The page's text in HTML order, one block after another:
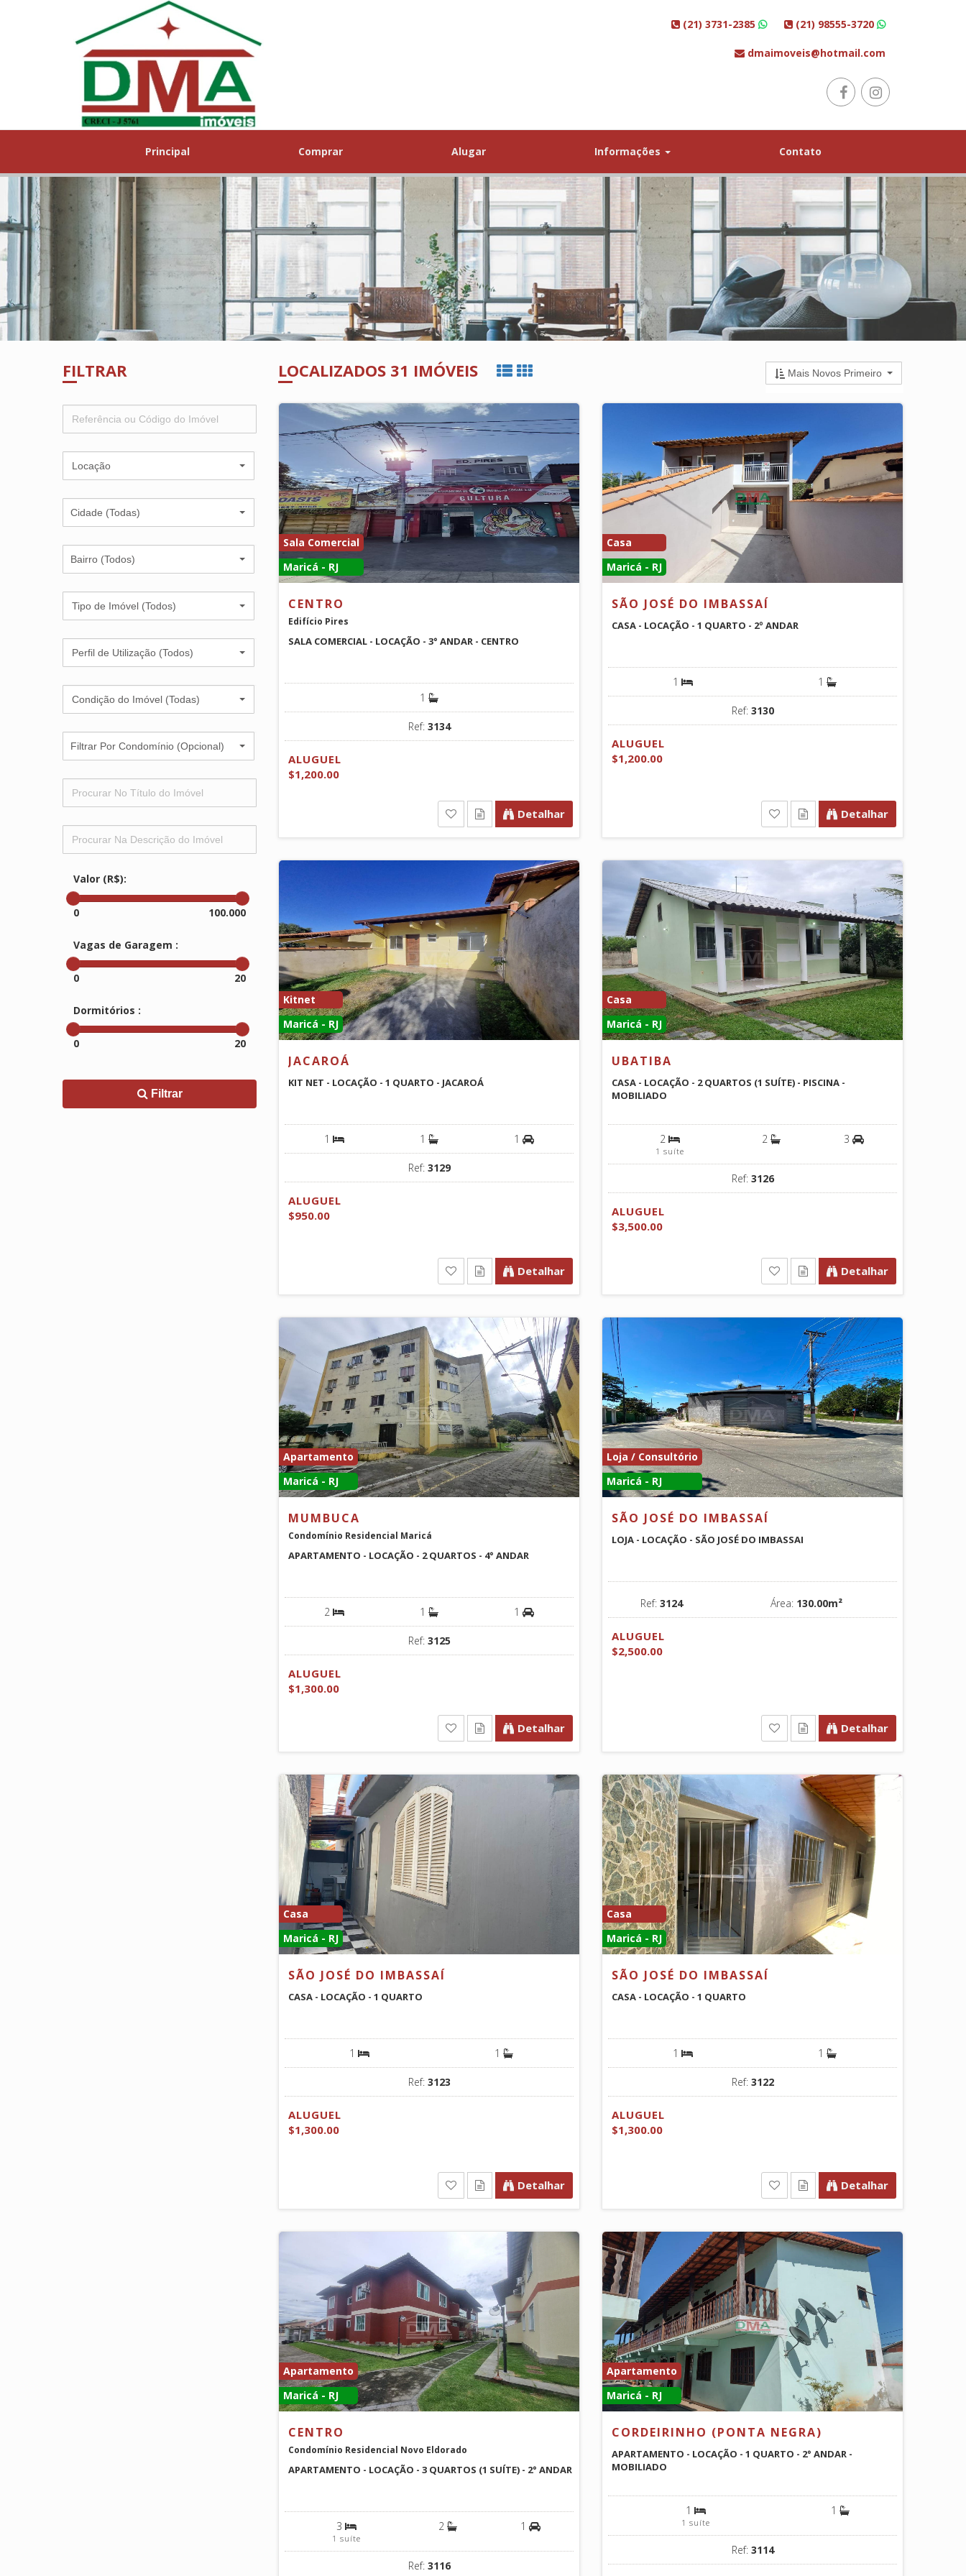
(21) 3731-2385 (21) 98555-3720
dmaimoveis@hotmail.com
Principal Comprar Alugar Informações Contato
FILTRAR
Locação
Cidade (Todas)
Bairro (Todos)
Tipo de Imóvel (Todos)
Perfil de Utilização (Todos)
Condição do Imóvel (Todas)
Filtrar Por Condomínio (Opcional)
Valor (R$):
0 100.000
Vagas de Garagem :
0 20
Dormitórios :
0 20
Filtrar
LOCALIZADOS 31 IMÓVEIS Mais Novos Primeiro
Sala Comercial
Maricá - RJ
CENTRO
Edifício Pires
SALA COMERCIAL - LOCAÇÃO - 3° ANDAR - CENTRO
1
Ref: 3134
ALUGUEL
$1,200.00
Detalhar
Casa
Maricá - RJ
SÃO JOSÉ DO IMBASSAÍ
CASA - LOCAÇÃO - 1 QUARTO - 2º ANDAR
1 1
Ref: 3130
ALUGUEL
$1,200.00
Detalhar
Kitnet
Maricá - RJ
JACAROÁ
KIT NET - LOCAÇÃO - 1 QUARTO - JACAROÁ
1 1 1
Ref: 3129
ALUGUEL
$950.00
Detalhar
Casa
Maricá - RJ
UBATIBA
CASA - LOCAÇÃO - 2 QUARTOS (1 SUÍTE) - PISCINA -
MOBILIADO
2
1 suíte
2 3
Ref: 3126
ALUGUEL
$3,500.00
Detalhar
Apartamento
Maricá - RJ
MUMBUCA
Condomínio Residencial Maricá
APARTAMENTO - LOCAÇÃO - 2 QUARTOS - 4° ANDAR
2 1 1
Ref: 3125
ALUGUEL
$1,300.00
Detalhar
Loja / Consultório
Maricá - RJ
SÃO JOSÉ DO IMBASSAÍ
LOJA - LOCAÇÃO - SÃO JOSÉ DO IMBASSAI
Ref: 3124 Área: 130.00m²
ALUGUEL
$2,500.00
Detalhar
Casa
Maricá - RJ
SÃO JOSÉ DO IMBASSAÍ
CASA - LOCAÇÃO - 1 QUARTO
1 1
Ref: 3123
ALUGUEL
$1,300.00
Detalhar
Casa
Maricá - RJ
SÃO JOSÉ DO IMBASSAÍ
CASA - LOCAÇÃO - 1 QUARTO
1 1
Ref: 3122
ALUGUEL
$1,300.00
Detalhar
Apartamento
Maricá - RJ
CENTRO
Condomínio Residencial Novo Eldorado
APARTAMENTO - LOCAÇÃO - 3 QUARTOS (1 SUÍTE) - 2° ANDAR
3
1 suíte
2 1
Ref: 3116
Apartamento
Maricá - RJ
CORDEIRINHO (PONTA NEGRA)
APARTAMENTO - LOCAÇÃO - 1 QUARTO - 2° ANDAR -
MOBILIADO
1
1 suíte
1
Ref: 3114